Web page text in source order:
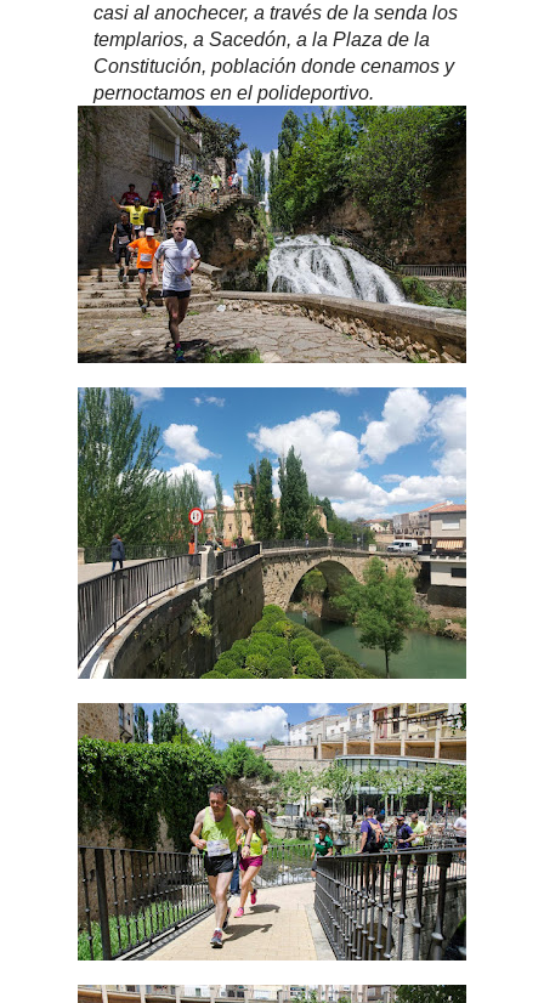
casi al anochecer, a través de la senda los
templarios, a Sacedón, a la Plaza de la
Constitución, población donde cenamos y
pernoctamos en el polideportivo.